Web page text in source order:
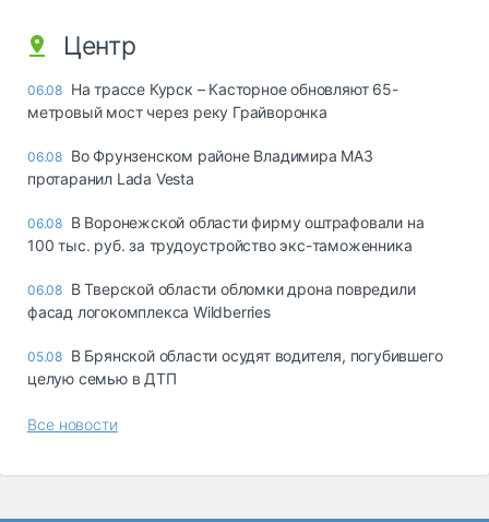
Центр
06.08 На трассе Курск – Касторное обновляют 65-
метровый мост через реку Грайворонка
06.08 Во Фрунзенском районе Владимира МАЗ
протаранил Lada Vesta
06.08 В Воронежской области фирму оштрафовали на
100 тыс. руб. за трудоустройство экс-таможенника
06.08 В Тверской области обломки дрона повредили
фасад логокомплекса Wildberries
05.08 В Брянской области осудят водителя, погубившего
целую семью в ДТП
Все новости